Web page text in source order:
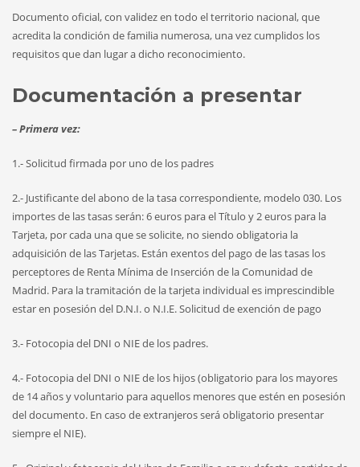
Documento oficial, con validez en todo el territorio nacional, que
acredita la condición de familia numerosa, una vez cumplidos los
requisitos que dan lugar a dicho reconocimiento.
Documentación a presentar
– Primera vez:
1.- Solicitud firmada por uno de los padres
2.- Justificante del abono de la tasa correspondiente, modelo 030. Los
importes de las tasas serán: 6 euros para el Título y 2 euros para la
Tarjeta, por cada una que se solicite, no siendo obligatoria la
adquisición de las Tarjetas. Están exentos del pago de las tasas los
perceptores de Renta Mínima de Inserción de la Comunidad de
Madrid. Para la tramitación de la tarjeta individual es imprescindible
estar en posesión del D.N.I. o N.I.E. Solicitud de exención de pago
3.- Fotocopia del DNI o NIE de los padres.
4.- Fotocopia del DNI o NIE de los hijos (obligatorio para los mayores
de 14 años y voluntario para aquellos menores que estén en posesión
del documento. En caso de extranjeros será obligatorio presentar
siempre el NIE).